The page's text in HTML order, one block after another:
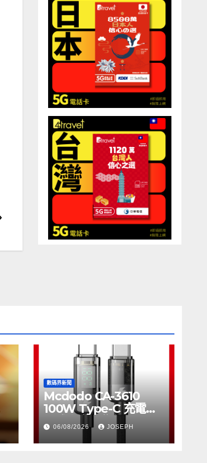
數碼界新聞
Mcdodo CA-3610
100W Type-C 充電線
正式上市，售價
HK$115
06/08/2026 JOSEPH